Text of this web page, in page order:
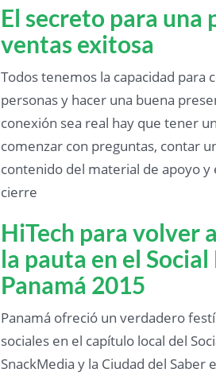
El secreto para una
ventas exitosa
Todos tenemos la capacidad para
personas y hacer una buena
conexión sea real hay que tener
comenzar con preguntas, contar
contenido del material de apoyo
cierre
HiTech para volver
la pauta en el
Panamá 2015
Panamá ofreció un verdadero
sociales en el capítulo local del
SnackMedia y la Ciudad del Saber